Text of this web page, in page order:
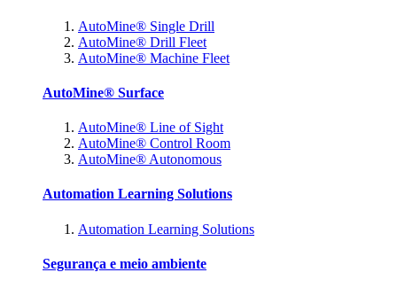
AutoMine® Single Drill
AutoMine® Drill Fleet
AutoMine® Machine Fleet
AutoMine® Surface
AutoMine® Line of Sight
AutoMine® Control Room
AutoMine® Autonomous
Automation Learning Solutions
Automation Learning Solutions
Segurança e meio ambiente